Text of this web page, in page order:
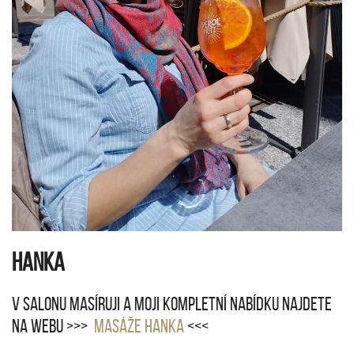
Hanka
V salonu masíruji a moji kompletní nabídku najdete
na webu >>> Masáže Hanka<<<